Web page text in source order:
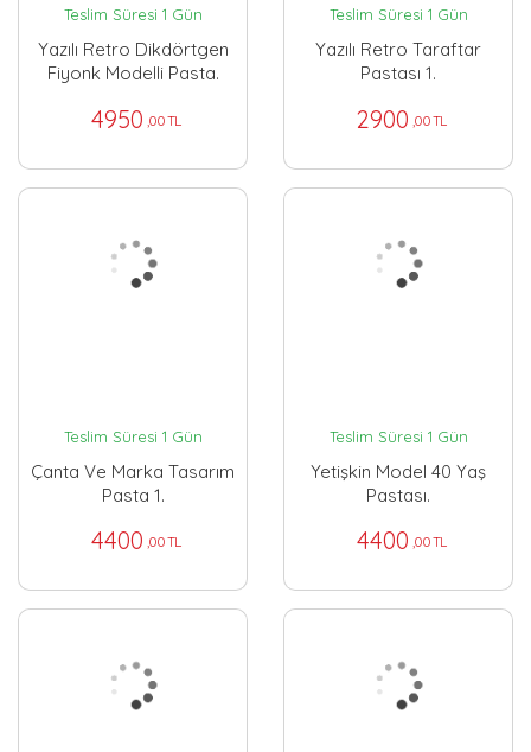
Teslim Süresi 1 Gün
Yazılı Retro Dikdörtgen
Fiyonk Modelli Pasta.
4950 ,00 TL
Teslim Süresi 1 Gün
Yazılı Retro Taraftar
Pastası 1.
2900 ,00 TL
Teslim Süresi 1 Gün
Çanta Ve Marka Tasarım
Pasta 1.
4400 ,00 TL
Teslim Süresi 1 Gün
Yetişkin Model 40 Yaş
Pastası.
4400 ,00 TL